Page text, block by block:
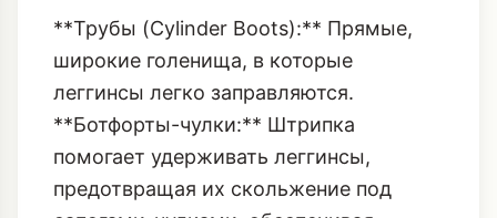
сапог. Сапоги, которые должны стать
вашим выбором:
**Трубы (Cylinder Boots):** Прямые,
широкие голенища, в которые
леггинсы легко заправляются.
**Ботфорты-чулки:** Штрипка